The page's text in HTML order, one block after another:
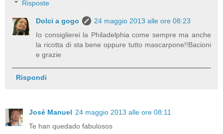
Risposte
Dolci a gogo
24 maggio 2013 alle ore 08:23
Io consiglierei la Philadelphia come sempre ma anche
la ricotta di sta bene oppure tutto mascarpone!!Bacioni
e grazie
Rispondi
José Manuel 24 maggio 2013 alle ore 08:11
Te han quedado fabulosos